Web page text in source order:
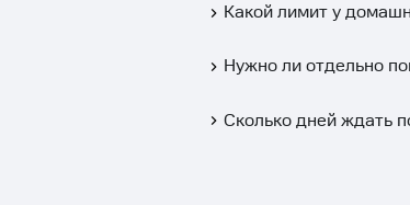
Какой лимит у
Нужно ли отдельно
Сколько дней ждать